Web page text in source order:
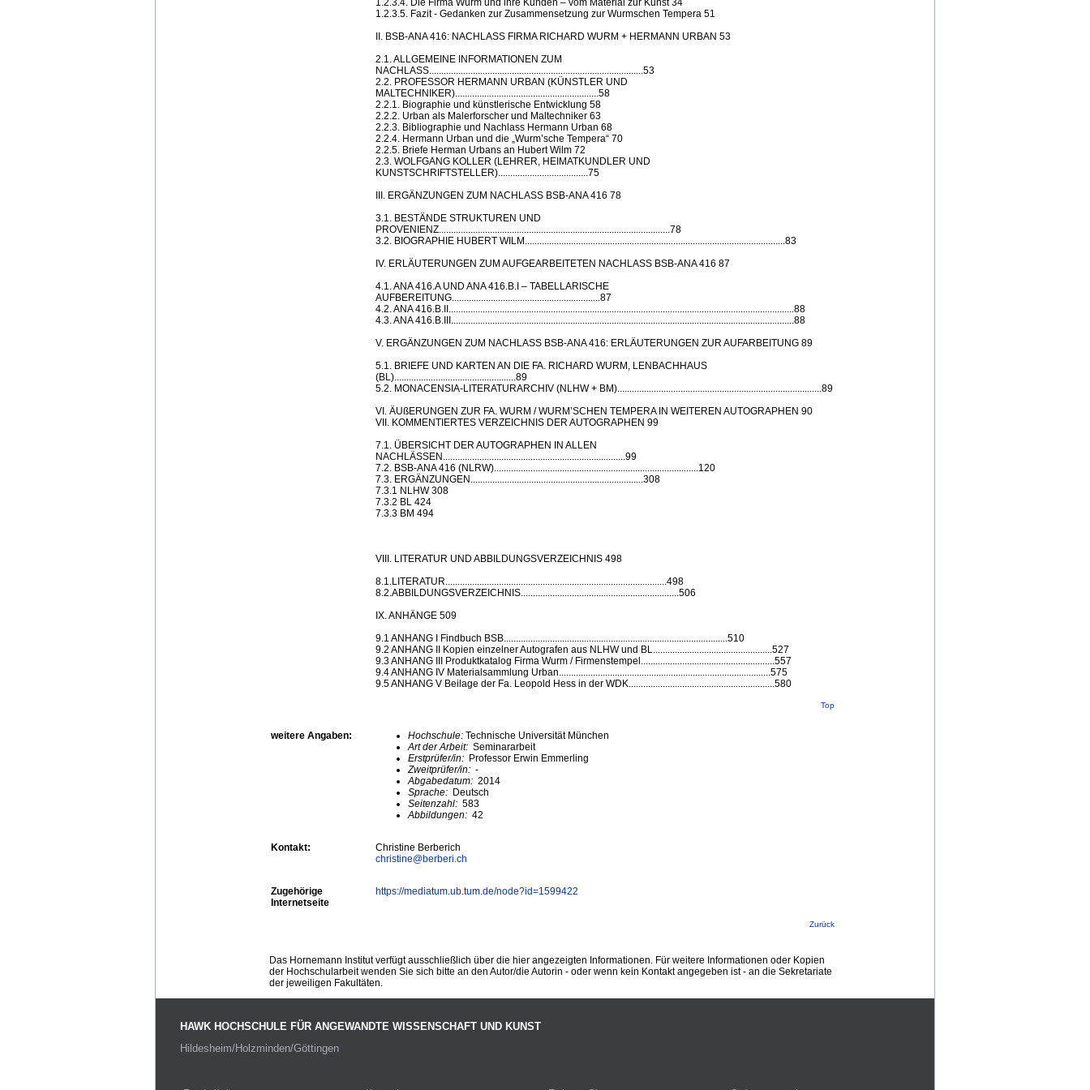
1.2.3.5. Fazit - Gedanken zur Zusammensetzung zur Wurmschen Tempera 51
II. BSB-ANA 416: NACHLASS FIRMA RICHARD WURM + HERMANN URBAN 53
2.1. ALLGEMEINE INFORMATIONEN ZUM
NACHLASS........................................................................................53
2.2. PROFESSOR HERMANN URBAN (KÜNSTLER UND
MALTECHNIKER)...........................................................58
2.2.1. Biographie und künstlerische Entwicklung 58
2.2.2. Urban als Malerforscher und Maltechniker 63
2.2.3. Bibliographie und Nachlass Hermann Urban 68
2.2.4. Hermann Urban und die „Wurm’sche Tempera“ 70
2.2.5. Briefe Herman Urbans an Hubert Wilm 72
2.3. WOLFGANG KOLLER (LEHRER, HEIMATKUNDLER UND
KUNSTSCHRIFTSTELLER).....................................75
III. ERGÄNZUNGEN ZUM NACHLASS BSB-ANA 416 78
3.1. BESTÄNDE STRUKTUREN UND
PROVENIENZ...............................................................................................78
3.2. BIOGRAPHIE HUBERT WILM...........................................................................................................83
IV. ERLÄUTERUNGEN ZUM AUFGEARBEITETEN NACHLASS BSB-ANA 416 87
4.1. ANA 416.A UND ANA 416.B.I – TABELLARISCHE
AUFBEREITUNG.............................................................87
4.2. ANA 416.B.II..............................................................................................................................................88
4.3. ANA 416.B.III.............................................................................................................................................88
V. ERGÄNZUNGEN ZUM NACHLASS BSB-ANA 416: ERLÄUTERUNGEN ZUR AUFARBEITUNG 89
5.1. BRIEFE UND KARTEN AN DIE FA. RICHARD WURM, LENBACHHAUS
(BL)..................................................89
5.2. MONACENSIA-LITERATURARCHIV (NLHW + BM)....................................................................................89
VI. ÄUßERUNGEN ZUR FA. WURM / WURM’SCHEN TEMPERA IN WEITEREN AUTOGRAPHEN 90
VII. KOMMENTIERTES VERZEICHNIS DER AUTOGRAPHEN 99
7.1. ÜBERSICHT DER AUTOGRAPHEN IN ALLEN
NACHLÄSSEN...........................................................................99
7.2. BSB-ANA 416 (NLRW)....................................................................................120
7.3. ERGÄNZUNGEN.......................................................................308
7.3.1 NLHW 308
7.3.2 BL 424
7.3.3 BM 494
VIII. LITERATUR UND ABBILDUNGSVERZEICHNIS 498
8.1.LITERATUR...........................................................................................498
8.2.ABBILDUNGSVERZEICHNIS.................................................................506
IX. ANHÄNGE 509
9.1 ANHANG I Findbuch BSB............................................................................................510
9.2 ANHANG II Kopien einzelner Autografen aus NLHW und BL.................................................527
9.3 ANHANG III Produktkatalog Firma Wurm / Firmenstempel.......................................................557
9.4 ANHANG IV Materialsammlung Urban.......................................................................................575
9.5 ANHANG V Beilage der Fa. Leopold Hess in der WDK............................................................580
Top
weitere Angaben: Hochschule: Technische Universität München
Art der Arbeit: Seminararbeit
Erstprüfer/in: Professor Erwin Emmerling
Zweitprüfer/in: -
Abgabedatum: 2014
Sprache: Deutsch
Seitenzahl: 583
Abbildungen: 42
Kontakt:
Christine Berberich
christine@berberi.ch
Zugehörige
Internetseite
https://mediatum.ub.tum.de/node?id=1599422
Zurück
Das Hornemann Institut verfügt ausschließlich über die hier angezeigten Informationen. Für weitere Informationen oder Kopien
der Hochschularbeit wenden Sie sich bitte an den Autor/die Autorin - oder wenn kein Kontakt angegeben ist - an die Sekretariate
der jeweiligen Fakultäten.
HAWK HOCHSCHULE FÜR ANGEWANDTE WISSENSCHAFT UND KUNST
Hildesheim/Holzminden/Göttingen